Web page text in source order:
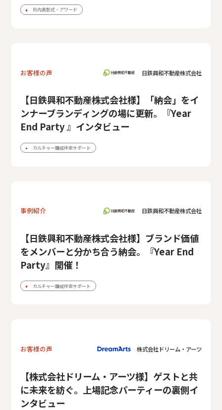
社内表彰式・アワード
お客様の声 日鉄興和不動産株式会社
【日鉄興和不動産株式会社様】「納会」をイ
ンナーブランディングの場に更新。『Year
End Party 』インタビュー
カルチャー醸成伴走サポート
事例紹介 日鉄興和不動産株式会社
【日鉄興和不動産株式会社様】ブランド価値
をメンバーと分かち合う納会。『Year End
Party』開催！
カルチャー醸成伴走サポート
お客様の声 株式会社ドリーム・アーツ
【株式会社ドリーム・アーツ様】ゲストと共
に未来を紡ぐ。上場記念パーティーの裏側イ
ンタビュー